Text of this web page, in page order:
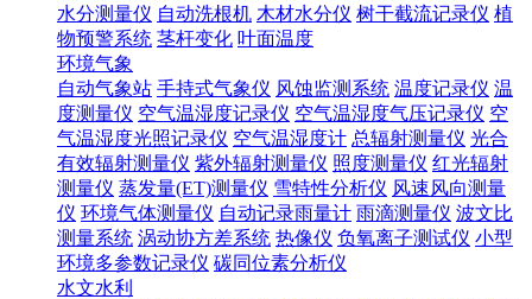
水分测量仪 自动洗根机 木材水分仪 树干截流记录仪 植
物预警系统 茎杆变化 叶面温度
环境气象
自动气象站 手持式气象仪 风蚀监测系统 温度记录仪 温
度测量仪 空气温湿度记录仪 空气温湿度气压记录仪 空
气温湿度光照记录仪 空气温湿度计 总辐射测量仪 光合
有效辐射测量仪 紫外辐射测量仪 照度测量仪 红光辐射
测量仪 蒸发量(ET)测量仪 雪特性分析仪 风速风向测量
仪 环境气体测量仪 自动记录雨量计 雨滴测量仪 波文比
测量系统 涡动协方差系统 热像仪 负氧离子测试仪 小型
环境多参数记录仪 碳同位素分析仪
水文水利